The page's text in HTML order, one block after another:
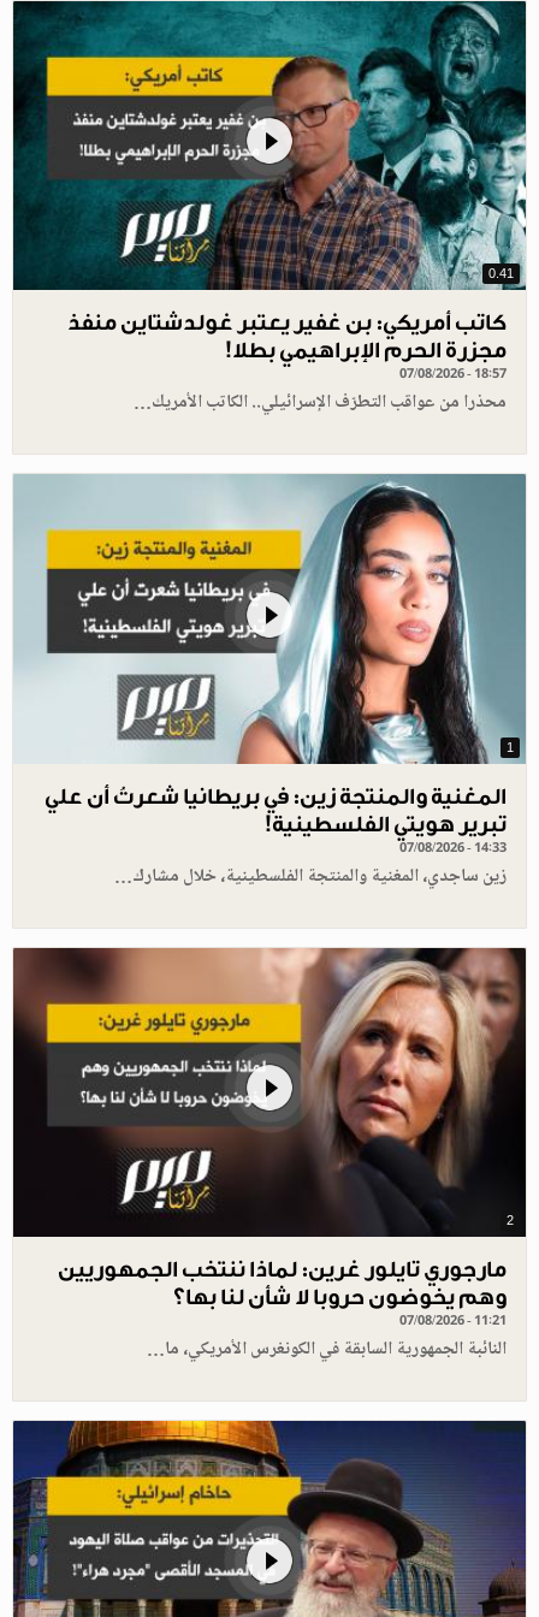
0.41
كاتب أمريكي: بن غفير يعتبر غولدشتاين منفذ
مجزرة الحرم الإبراهيمي بطلا!
07/08/2026 - 18:57
محذرا من عواقب التطرّف الإسرائيلي.. الكاتب الأمريك…
1
المغنية والمنتجة زين: في بريطانيا شعرتُ أن علي
تبرير هويتي الفلسطينية!
07/08/2026 - 14:33
زين ساجدي، المغنية والمنتجة الفلسطينية، خلال مشارك…
2
مارجوري تايلور غرين: لماذا ننتخب الجمهوريين
وهم يخوضون حروبا لا شأن لنا بها؟
07/08/2026 - 11:21
النائبة الجمهورية السابقة في الكونغرس الأمريكي، ما…